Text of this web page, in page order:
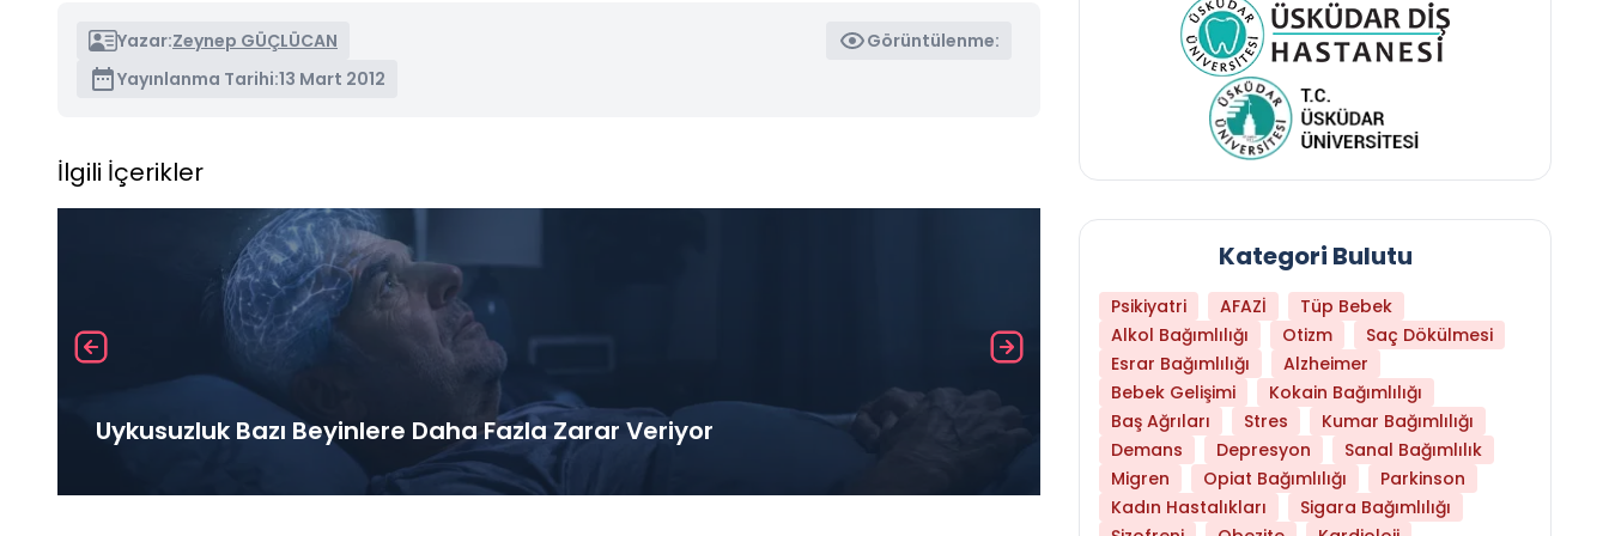
Yazar:Zeynep GÜÇLÜCAN
Görüntülenme:
Yayınlanma Tarihi:13 Mart 2012
İlgili İçerikler
Uykusuzluk Bazı Beyinlere Daha Fazla Zarar Veriyor Libido Yüksekliği
Kategori Bulutu
Psikiyatri AFAZİ
Tüp Bebek
Alkol Bağımlılığı
Otizm
Saç Dökülmesi
Esrar Bağımlılığı
Alzheimer
Bebek Gelişimi
Kokain Bağımlılığı
Baş Ağrıları
Stres
Kumar Bağımlılığı
Demans
Depresyon
Sanal Bağımlılık
Migren
Opiat Bağımlılığı
Parkinson
Kadın Hastalıkları
Sigara Bağımlılığı